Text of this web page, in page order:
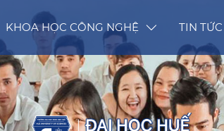
KHOA HỌC CÔNG NGHỆ TIN TỨC